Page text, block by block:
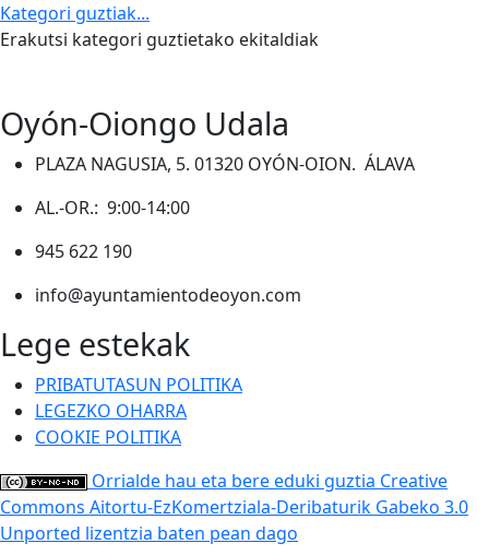
Kategori guztiak...
Erakutsi kategori guztietako ekitaldiak
Oyón-Oiongo Udala
PLAZA NAGUSIA, 5. 01320 OYÓN-OION. ÁLAVA
AL.-OR.: 9:00-14:00
945 622 190
info@ayuntamientodeoyon.com
Lege estekak
PRIBATUTASUN POLITIKA
LEGEZKO OHARRA
COOKIE POLITIKA
Orrialde hau eta bere eduki guztia Creative
Commons Aitortu-EzKomertziala-Deribaturik Gabeko 3.0
Unported lizentzia baten pean dago